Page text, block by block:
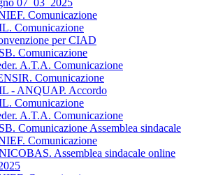
07_03_2025
Comunicazione
Comunicazione
per CIAD
Comunicazione
A.T.A. Comunicazione
Comunicazione
- ANQUAP. Accordo
Comunicazione
A.T.A. Comunicazione
Comunicazione Assemblea sindacale
Comunicazione
Assemblea sindacale online